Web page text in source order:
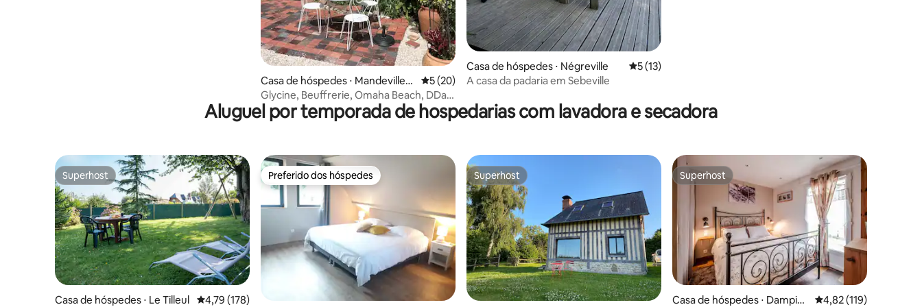
Casa de hóspedes ⋅ Mandeville-e
n-Bessin
5 de uma avaliação média de 5, 20 avaliações
5 (20)
Glycine, Beuffrerie, Omaha Beach, DDay,
Bayeux
Casa de hóspedes ⋅ Négreville 5 de uma avaliação média de 5, 13 avaliações
5 (13)
A casa da padaria em Sebeville
Aluguel por temporada de hospedarias com lavadora e secadora
Superhost
Superhost
Casa de hóspedes ⋅ Le Tilleul 4,79 de uma avaliação média de 5, 178 avaliações
4,79 (178)
Preferido dos hóspedes
Preferido dos hóspedes Superhost
Superhost Superhost
Superhost
Casa de hóspedes ⋅ Dampier
4,82 de uma avaliação
4,82 (119)